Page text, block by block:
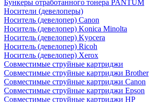
Бункеры отработанного тонера PANTUM
Носители (девелоперы)
Носитель (девелопер) Canon
Носитель (девелопер) Konica Minolta
Носитель (девелопер) Kyocera
Носитель (девелопер) Ricoh
Носитель (девелопер) Xerox
Совместимые струйные картриджи
Совместимые струйные картриджи Brother
Совместимые струйные картриджи Canon
Совместимые струйные картриджи Epson
Совместимые струйные картриджи HP